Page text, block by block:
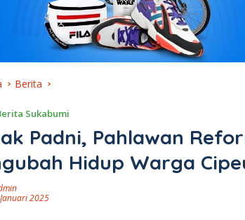
Berita
Sukabumi
Padni, Pahlawan
Hidup Warga
2025